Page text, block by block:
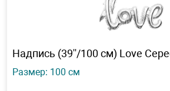
Надпись (39''/100 см) Love
Размер: 100 см